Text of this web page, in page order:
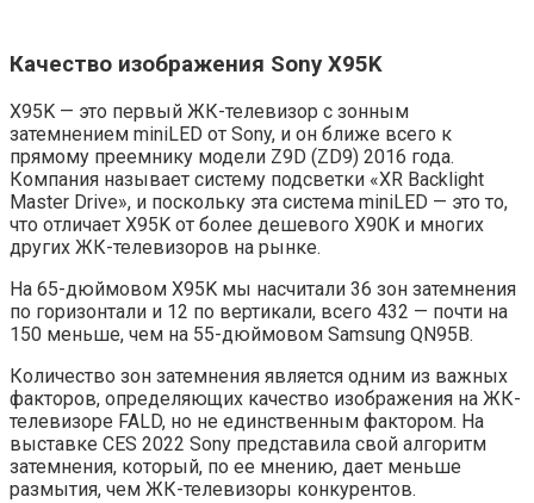
Качество изображения Sony X95K
X95K — это первый ЖК-телевизор с зонным
затемнением miniLED от Sony, и он ближе всего к
прямому преемнику модели Z9D (ZD9) 2016 года.
Компания называет систему подсветки «XR Backlight
Master Drive», и поскольку эта система miniLED — это то,
что отличает X95K от более дешевого X90K и многих
других ЖК-телевизоров на рынке.
На 65-дюймовом X95K мы насчитали 36 зон затемнения
по горизонтали и 12 по вертикали, всего 432 — почти на
150 меньше, чем на 55-дюймовом Samsung QN95B.
Количество зон затемнения является одним из важных
факторов, определяющих качество изображения на ЖК-
телевизоре FALD, но не единственным фактором. На
выставке CES 2022 Sony представила свой алгоритм
затемнения, который, по ее мнению, дает меньше
размытия, чем ЖК-телевизоры конкурентов.